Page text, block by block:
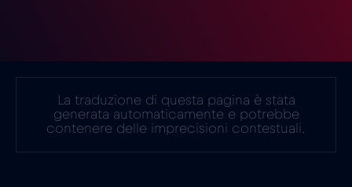
La traduzione di questa pagina è stata
generata automaticamente e potrebbe
contenere delle imprecisioni contestuali.